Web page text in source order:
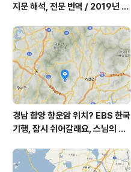
지문 해석, 전문 번역 / 2019년 9
역, 평가원 2019년 고3 9월 영어
영역 외국어영역 전문 해석, Engli
sh to Korean translation
경남 함양 향운암 위치? EBS 한국
기행, 잠시 쉬어갈래요, 스님의 어
상남도 함양군 가볼 만한 곳, 용추
계곡 향운암 명천스님, 덕유산 황